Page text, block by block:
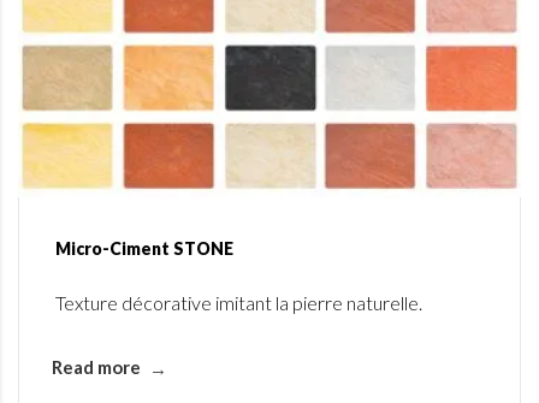
Micro-Ciment STONE
Texture décorative imitant la pierre naturelle.
Read more